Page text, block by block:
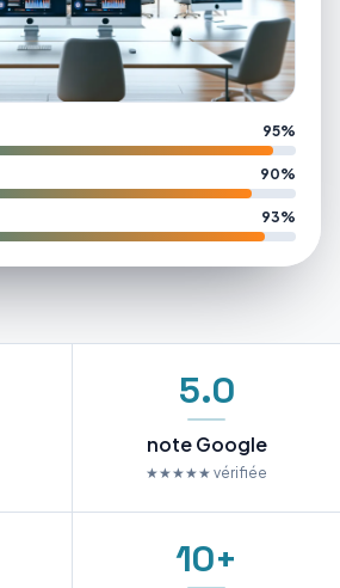
95%
90%
93%
5.0
note Google
★★★★★ vérifiée
10+